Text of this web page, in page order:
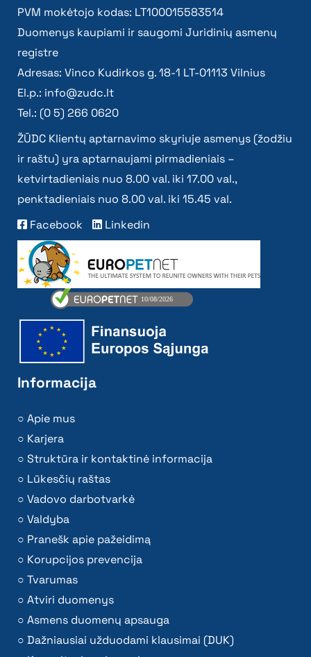
PVM mokėtojo kodas: LT100015583514
Duomenys kaupiami ir saugomi Juridinių asmenų
registre
Adresas: Vinco Kudirkos g. 18-1 LT-01113 Vilnius
El.p.: info@zudc.lt
Tel.: (0 5) 266 0620
ŽŪDC Klientų aptarnavimo skyriuje asmenys (žodžiu
ir raštu) yra aptarnaujami pirmadieniais –
ketvirtadieniais nuo 8.00 val. iki 17.00 val.,
penktadieniais nuo 8.00 val. iki 15.45 val.
Facebook
Linkedin
Informacija
Apie mus
Karjera
Struktūra ir kontaktinė informacija
Lūkesčių raštas
Vadovo darbotvarkė
Valdyba
Pranešk apie pažeidimą
Korupcijos prevencija
Tvarumas
Atviri duomenys
Asmens duomenų apsauga
Dažniausiai užduodami klausimai (DUK)